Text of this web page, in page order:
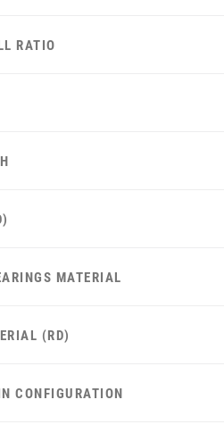
RATIO
MATERIAL
(RD)
CONFIGURATION